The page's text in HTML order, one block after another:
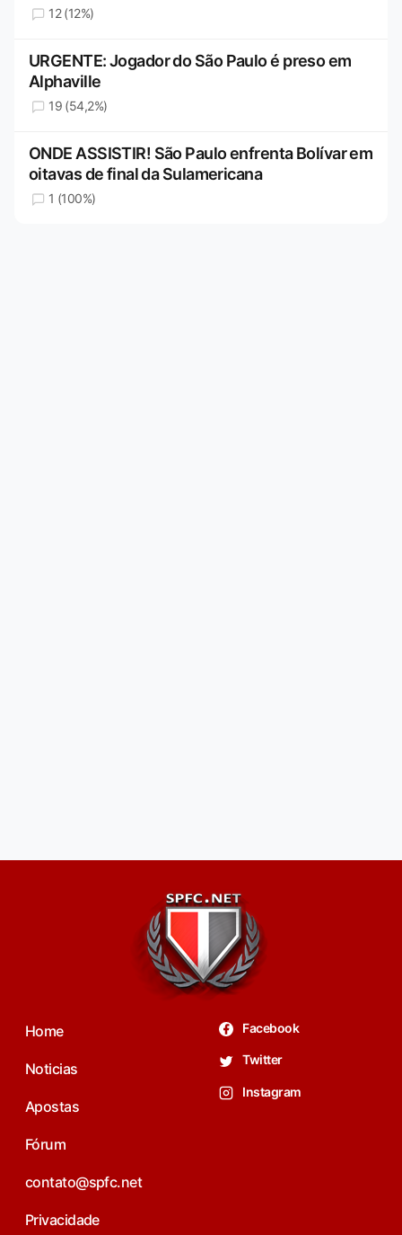
12 (12%)
URGENTE: Jogador do São Paulo é preso em
Alphaville
19 (54,2%)
ONDE ASSISTIR! São Paulo enfrenta Bolívar em
oitavas de final da Sulamericana
1 (100%)
Home
Noticias
Apostas
Fórum
contato@spfc.net
Privacidade
Facebook
Twitter
Instagram